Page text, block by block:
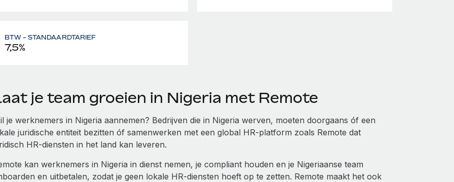
BTW - STANDAARDTARIEF
7,5%
je team groeien in Nigeria met Remote
je werknemers in Nigeria aannemen? Bedrijven die in Nigeria werven, moeten doorgaans óf een
juridische entiteit bezitten óf samenwerken met een global HR-platform zoals Remote dat
HR-diensten in het land kan leveren.
kan werknemers in Nigeria in dienst nemen, je compliant houden en je Nigeriaanse team
en uitbetalen, zodat je geen lokale HR-diensten hoeft op te zetten. Remote maakt het ook